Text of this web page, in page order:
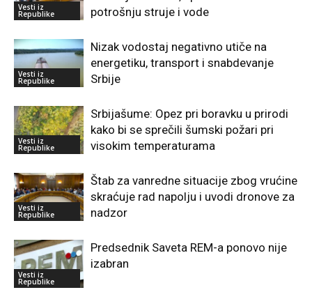
Vesti iz
Republike
potrošnju struje i vode
Vesti iz
Republike
Nizak vodostaj negativno utiče na
energetiku, transport i snabdevanje
Srbije
Vesti iz
Republike
Srbijašume: Opez pri boravku u prirodi
kako bi se sprečili šumski požari pri
visokim temperaturama
Vesti iz
Republike
Štab za vanredne situacije zbog vrućine
skraćuje rad napolju i uvodi dronove za
nadzor
Vesti iz
Republike
Predsednik Saveta REM-a ponovo nije
izabran